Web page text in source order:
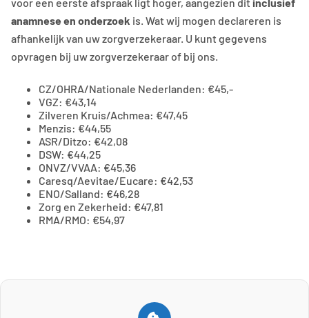
anamnese en onderzoek is. Wat wij mogen declareren is
afhankelijk van uw zorgverzekeraar. U kunt gegevens
opvragen bij uw zorgverzekeraar of bij ons.
CZ/OHRA/Nationale Nederlanden: €45,-
VGZ: €43,14
Zilveren Kruis/Achmea: €47,45
Menzis: €44,55
ASR/Ditzo: €42,08
DSW: €44,25
ONVZ/VVAA: €45,36
Caresq/Aevitae/Eucare: €42,53
ENO/Salland: €46,28
Zorg en Zekerheid: €47,81
RMA/RMO: €54,97